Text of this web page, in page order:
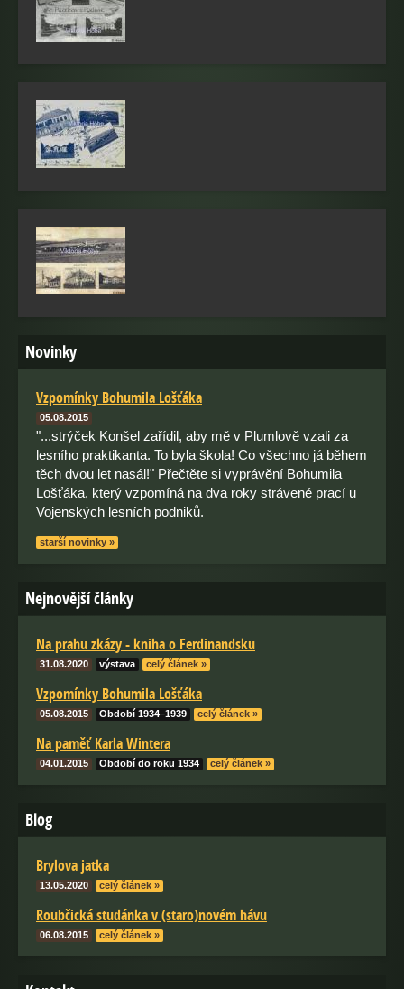
Novinky
Vzpomínky Bohumila Lošťáka
05.08.2015
"...strýček Konšel zařídil, aby mě v Plumlově vzali za
lesního praktikanta. To byla škola! Co všechno já během
těch dvou let nasál!" Přečtěte si vyprávění Bohumila
Lošťáka, který vzpomíná na dva roky strávené prací u
Vojenských lesních podniků.
starší novinky »
Nejnovější články
Na prahu zkázy - kniha o Ferdinandsku
31.08.2020 výstava celý článek »
Vzpomínky Bohumila Lošťáka
05.08.2015 Období 1934–1939 celý článek »
Na paměť Karla Wintera
04.01.2015 Období do roku 1934 celý článek »
Blog
Brylova jatka
13.05.2020 celý článek »
Roubčická studánka v (staro)novém hávu
06.08.2015 celý článek »